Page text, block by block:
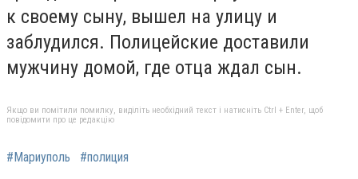
к своему сыну, вышел на улицу и
заблудился. Полицейские доставили
мужчину домой, где отца ждал сын.
Якщо ви помітили помилку, виділіть необхідний текст і натисніть Ctrl + Enter, щоб
повідомити про це редакцію
#Мариуполь #полиция